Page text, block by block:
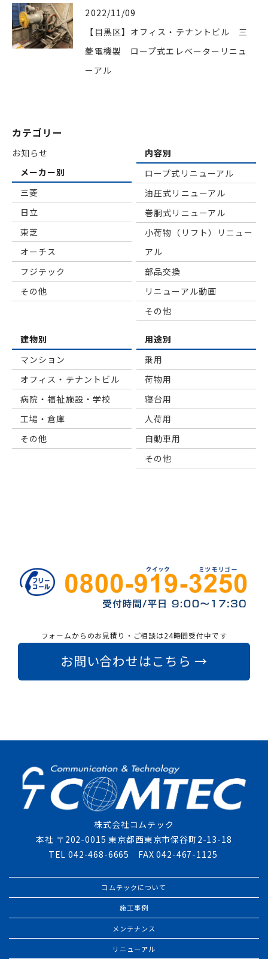
2022/11/09
【目黒区】オフィス・テナントビル 三
菱電機製 ロープ式エレベーターリニュ
ーアル
カテゴリー
お知らせ
メーカー別
三菱
日立
東芝
オーチス
フジテック
その他
内容別
ロープ式リニューアル
油圧式リニューアル
巻胴式リニューアル
小荷物（リフト）リニュー
アル
部品交換
リニューアル動画
その他
建物別
マンション
オフィス・テナントビル
病院・福祉施設・学校
工場・倉庫
その他
用途別
乗用
荷物用
寝台用
⼈荷⽤
自動車用
その他
フォームからのお見積り・ご相談は24時間受付中です
お問い合わせはこちら →
株式会社コムテック
本社 〒202-0015 東京都西東京市保谷町2-13-18
TEL 042-468-6665 FAX 042-467-1125
コムテックについて
施工事例
メンテナンス
リニューアル